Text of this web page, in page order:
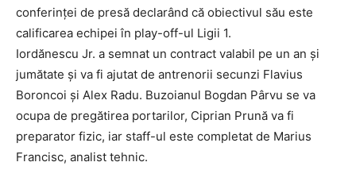
conferinţei de presă declarând că obiectivul său este
calificarea echipei în play-off-ul Ligii 1.
Iordănescu Jr. a semnat un contract valabil pe un an şi
jumătate şi va fi ajutat de antrenorii secunzi Flavius
Boroncoi și Alex Radu. Buzoianul Bogdan Pârvu se va
ocupa de pregătirea portarilor, Ciprian Prună va fi
preparator fizic, iar staff-ul este completat de Marius
Francisc, analist tehnic.